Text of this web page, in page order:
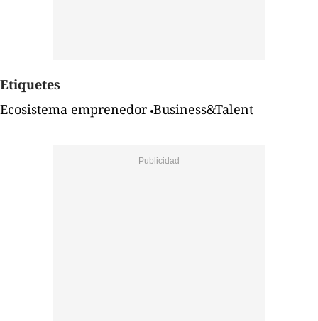
Etiquetes
Ecosistema emprenedor Business&Talent